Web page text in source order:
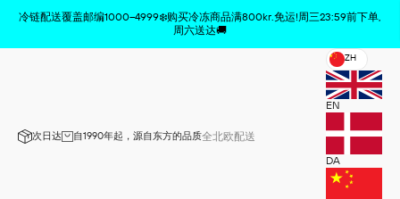
冷链配送覆盖邮编1000–4999❄️购买冷冻商品满800kr.免运!周三23:59前下单,
周六送达🚚
次日达 自1990年起，源自东方的品质全北欧配送
ZH
EN
DA
商品已从购物车中删除 x